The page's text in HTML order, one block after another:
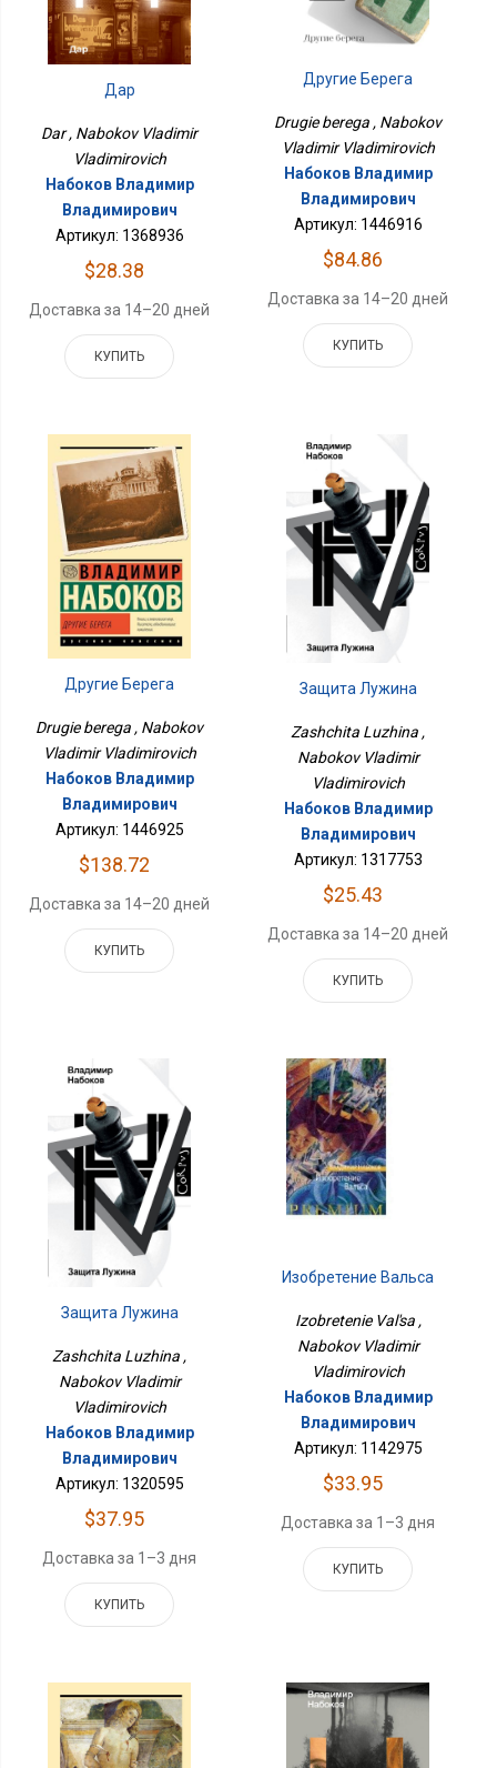
Дар
Dar , Nabokov Vladimir
Vladimirovich
Набоков Владимир
Владимирович
Артикул: 1368936
$28.38
Доставка за 14–20 дней
КУПИТЬ
Другие Берега
Drugie berega , Nabokov
Vladimir Vladimirovich
Набоков Владимир
Владимирович
Артикул: 1446916
$84.86
Доставка за 14–20 дней
КУПИТЬ
Другие Берега
Drugie berega , Nabokov
Vladimir Vladimirovich
Набоков Владимир
Владимирович
Артикул: 1446925
$138.72
Доставка за 14–20 дней
КУПИТЬ
Защита Лужина
Zashchita Luzhina ,
Nabokov Vladimir
Vladimirovich
Набоков Владимир
Владимирович
Артикул: 1317753
$25.43
Доставка за 14–20 дней
КУПИТЬ
Защита Лужина
Zashchita Luzhina ,
Nabokov Vladimir
Vladimirovich
Набоков Владимир
Владимирович
Артикул: 1320595
$37.95
Доставка за 1–3 дня
КУПИТЬ
Изобретение Вальса
Izobretenie Val'sa ,
Nabokov Vladimir
Vladimirovich
Набоков Владимир
Владимирович
Артикул: 1142975
$33.95
Доставка за 1–3 дня
КУПИТЬ